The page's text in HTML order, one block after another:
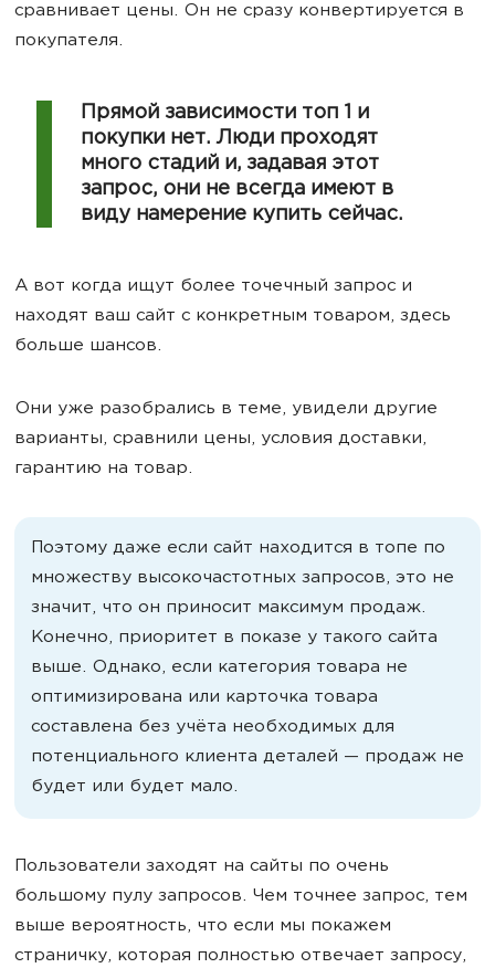
сравнивает цены. Он не сразу конвертируется в
покупателя.
Прямой зависимости топ 1 и
покупки нет. Люди проходят
много стадий и, задавая этот
запрос, они не всегда имеют в
виду намерение купить сейчас.
А вот когда ищут более точечный запрос и
находят ваш сайт с конкретным товаром, здесь
больше шансов.
Они уже разобрались в теме, увидели другие
варианты, сравнили цены, условия доставки,
гарантию на товар.
Поэтому даже если сайт находится в топе по
множеству высокочастотных запросов, это не
значит, что он приносит максимум продаж.
Конечно, приоритет в показе у такого сайта
выше. Однако, если категория товара не
оптимизирована или карточка товара
составлена без учёта необходимых для
потенциального клиента деталей — продаж не
будет или будет мало.
Пользователи заходят на сайты по очень
большому пулу запросов. Чем точнее запрос, тем
выше вероятность, что если мы покажем
страничку, которая полностью отвечает запросу,